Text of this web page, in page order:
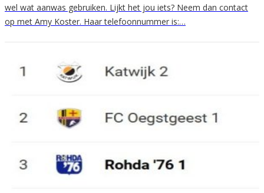
wel wat aanwas gebruiken. Lijkt het jou iets? Neem dan contact
op met Amy Koster. Haar telefoonnummer is:…